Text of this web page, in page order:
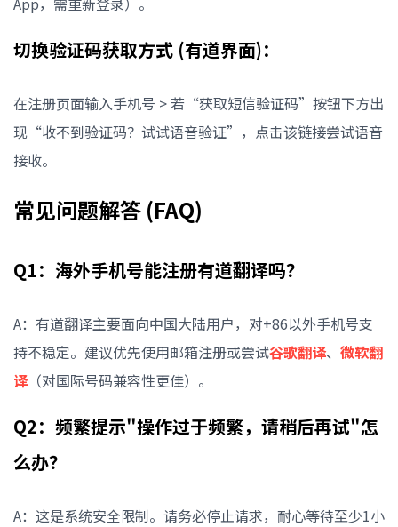
切换验证码获取方式 (有道界面)：
在注册页面输入手机号 > 若“获取短信验证码”按钮下方出
现“收不到验证码？试试语音验证”，点击该链接尝试语音
接收。
常见问题解答 (FAQ)
Q1：海外手机号能注册有道翻译吗？
A：有道翻译主要面向中国大陆用户，对+86以外手机号支
持不稳定。建议优先使用邮箱注册或尝试谷歌翻译、 微软翻
译（对国际号码兼容性更佳）。
Q2：频繁提示"操作过于频繁，请稍后再试"怎
么办？
A：这是系统安全限制。请务必停止请求，耐心等待至少1小